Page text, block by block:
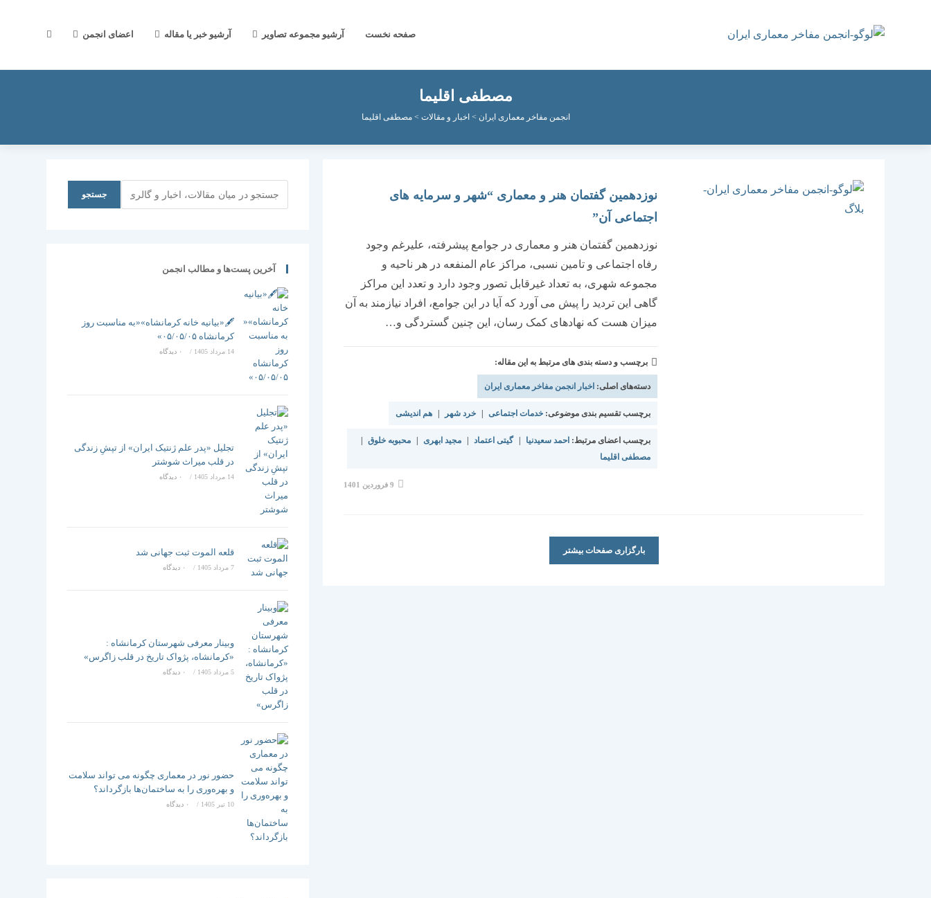
صفحه نخست آرشیو مجموعه تصاویر آرشیو خبر یا مقاله اعضای انجمن جستجوی
مصطفی اقلیما
انجمن مفاخر معماری ایران > اخبار و مقالات >مصطفی اقلیما
نوزدهمین گفتمان هنر و معماری “شهر و سرمایه های
اجتماعی آن”
نوزدهمین گفتمان هنر و معماری در جوامع پیشرفته، علیرغم وجود
رفاه اجتماعی و تامین نسبی، مراکز عام المنفعه در هر ناحیه و
مجموعه شهری، به تعداد غیرقابل تصور وجود دارد و تعدد این مراکز
گاهی این تردید را پیش می آورد که آیا در این جوامع، افراد نیازمند به آن
میزان هست که نهادهای کمک رسان، این چنین گستردگی و…
برچسب و دسته بندی های مرتبط به این مقاله:
دسته‌های اصلی: اخبار انجمن مفاخر معماری ایران
برچسب تقسیم بندی موضوعی: خدمات اجتماعی خرد شهر هم اندیشی
برچسب اعضای مرتبط: احمد سعیدنیا گیتی اعتماد مجید ابهری محبوبه خلوق
مصطفی اقلیما
نوشته
منتشر
9 فروردین 1401
بارگزاری صفحات بیشتر
جستجو
آخرین پست‌ها و مطالب انجمن
🖋️«بیانیه خانه کرمانشاه»«به مناسبت روز
کرمانشاه ۰۵/۰۵/۰۵»
14 مرداد 1405 / ۰ دیدگاه
تجلیل «پدر علم ژنتیک ایران» از تپشِ زندگی
در قلب میراث شوشتر
14 مرداد 1405 / ۰ دیدگاه
قلعه الموت ثبت جهانی شد
7 مرداد 1405 / ۰ دیدگاه
وبینار معرفی شهرستان کرمانشاه :
«کرمانشاه، پژواک تاریخ در قلب زاگرس»
5 مرداد 1405 / ۰ دیدگاه
حضور نور در معماری چگونه می تواند سلامت
و بهره‌وری را به ساختمان‌ها بازگرداند؟
10 تیر 1405 / ۰ دیدگاه